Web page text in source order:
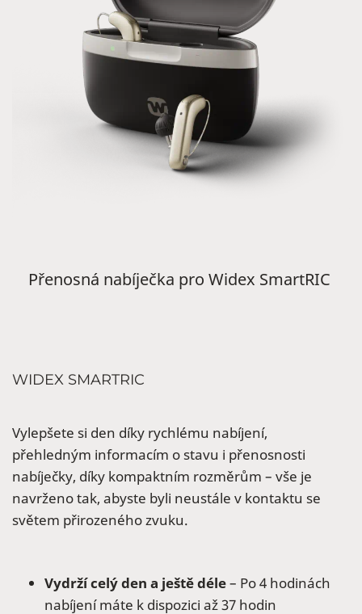
Přenosná nabíječka pro Widex SmartRIC
WIDEX SMARTRIC
Vylepšete si den díky rychlému nabíjení,
přehledným informacím o stavu i přenosnosti
nabíječky, díky kompaktním rozměrům – vše je
navrženo tak, abyste byli neustále v kontaktu se
světem přirozeného zvuku.
Vydrží celý den a ještě déle– Po 4 hodinách
nabíjení máte k dispozici až 37 hodin